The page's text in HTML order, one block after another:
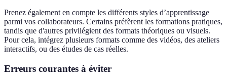
Prenez également en compte les différents styles d’apprentissage
parmi vos collaborateurs. Certains préfèrent les formations pratiques,
tandis que d'autres privilégient des formats théoriques ou visuels.
Pour cela, intégrez plusieurs formats comme des vidéos, des ateliers
interactifs, ou des études de cas réelles.
Erreurs courantes à éviter